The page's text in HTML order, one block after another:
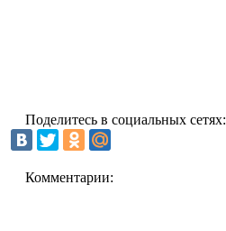
Поделитесь в социальных сетях:
Комментарии: